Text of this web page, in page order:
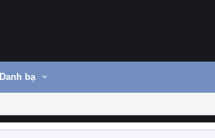
Danh bạ